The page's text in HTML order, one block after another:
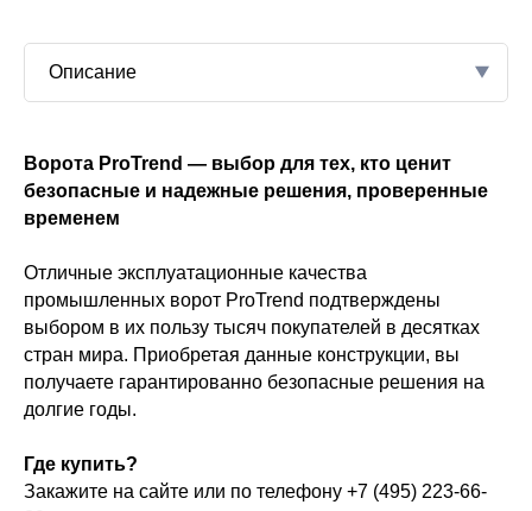
Описание
Ворота ProTrend — выбор для тех, кто ценит
безопасные и надежные решения, проверенные
временем
Отличные эксплуатационные качества
промышленных ворот ProTrend подтверждены
выбором в их пользу тысяч покупателей в десятках
стран мира. Приобретая данные конструкции, вы
получаете гарантированно безопасные решения на
долгие годы.
Где купить?
Закажите на сайте или по телефону +7 (495) 223-66-
сталь
цветов по
серии
цветов
по
заказать
стиле